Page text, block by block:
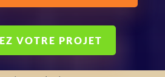
VOTRE PROJET